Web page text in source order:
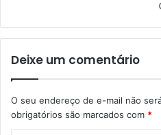
Deixe um comentário
O seu endereço de e-mail não
obrigatórios são marcados com *